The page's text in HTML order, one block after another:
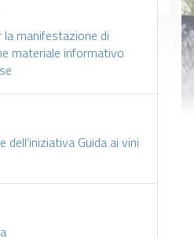
manifestazione di
materiale informativo
Guida ai vini